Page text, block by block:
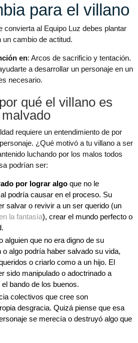
para el villano
convierta al Equipo Luz debes plantar
cambio de actitud.
en: Arcos de sacrificio y tentación.
a desarrollar un personaje en un
necesario.
qué el villano es
malvado
requiere un entendimiento de por
¿Qué motivó a tu villano a ser
luchando por los malos todos
podrían ser:
por lograr algo que no le
podría causar en el proceso. Su
salvar o revivir a un ser querido (un
la fantasía), crear el mundo perfecto o
alguien que no era digno de su
algo podría haber salvado su vida,
o criarlo como a un hijo. El
sido manipulado o adoctrinado a
bando de los buenos.
colectivos que cree son
desgracia. Quizá piense que esa
se merecía o destruyó algo que